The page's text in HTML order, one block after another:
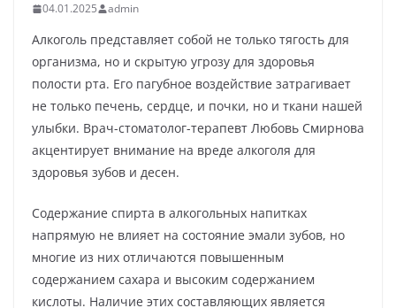
04.01.2025 admin
Алкоголь представляет собой не только тягость для
организма, но и скрытую угрозу для здоровья
полости рта. Его пагубное воздействие затрагивает
не только печень, сердце, и почки, но и ткани нашей
улыбки. Врач-стоматолог-терапевт Любовь Смирнова
акцентирует внимание на вреде алкоголя для
здоровья зубов и десен.
Содержание спирта в алкогольных напитках
напрямую не влияет на состояние эмали зубов, но
многие из них отличаются повышенным
содержанием сахара и высоким содержанием
кислоты. Наличие этих составляющих является